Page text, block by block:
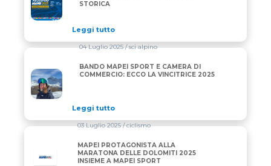
STORICA
Leggi tutto
BANDO MAPEI SPORT E CAMERA DI COMMERCIO:
04 Luglio 2025/ sci alpino
BANDO MAPEI SPORT E CAMERA DI
COMMERCIO: ECCO LA VINCITRICE 2025
Leggi tutto
03 Luglio 2025/ ciclismo
MAPEI PROTAGONISTA ALLA
MARATONA DELLE DOLOMITI 2025
INSIEME A MAPEI SPORT